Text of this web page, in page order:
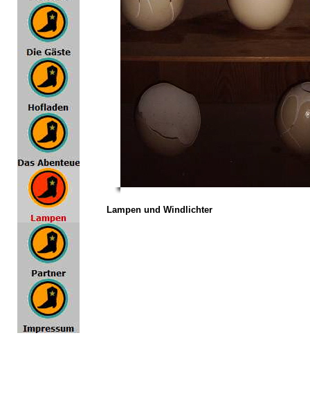
Lampen und Windlichter